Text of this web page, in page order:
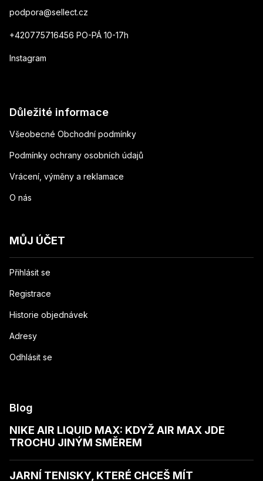
podpora@sellect.cz
+420775716456 PO-PÁ 10-17h
Instagram
Důležité informace
Všeobecné Obchodní podmínky
Podmínky ochrany osobních údajů
Vrácení, výměny a reklamace
O nás
MŮJ ÚČET
Přihlásit se
Registrace
Historie objednávek
Adresy
Odhlásit se
Blog
NIKE AIR LIQUID MAX: KDYŽ AIR MAX JDE
TROCHU JINÝM SMĚREM
JARNÍ TENISKY, KTERÉ CHCEŠ MÍT